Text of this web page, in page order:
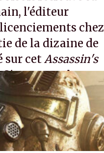
l'éditeur
chez
de la dizaine de
sur cetAssassin's
A.